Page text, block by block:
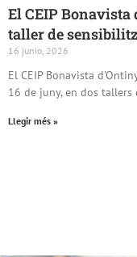
El CEIP
taller de
16 junio, 2026
El CEIP Bonavista
16 de juny, en dos tallers
Llegir més »